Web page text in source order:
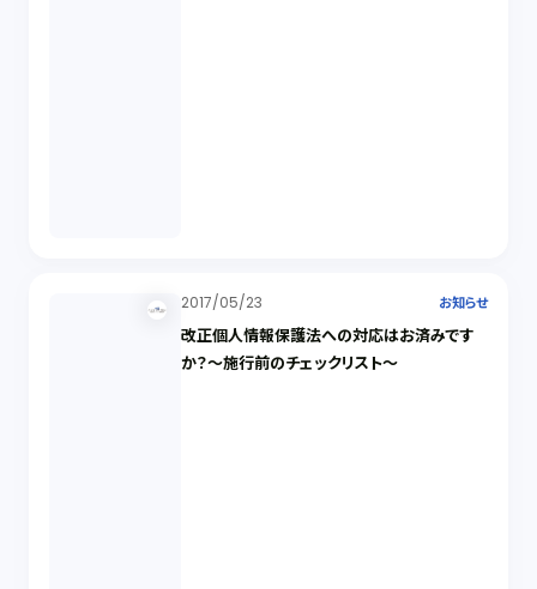
2017/05/23 お知らせ
改正個人情報保護法への対応はお済みです
か？～施行前のチェックリスト～